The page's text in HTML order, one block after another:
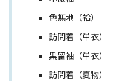
色無地（袷）
訪問着（単衣）
黒留袖（単衣）
訪問着（夏物）